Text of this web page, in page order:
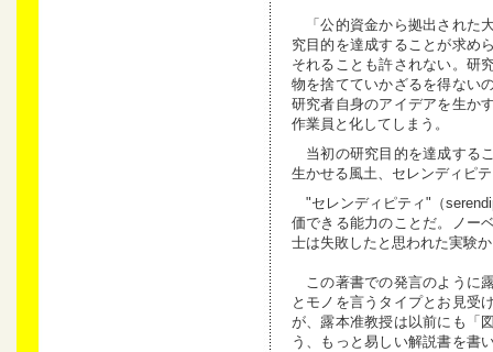
「公的資金から拠出された
究目的を達成することが求め
それることも許されない。研
物を捨てていかざるを得ない
研究者自身のアイデアを生か
作業員と化してしまう。
当初の研究目的を達成する
生かせる風土、セレンディピ
"セレンディピティ"（
価できる能力のことだ。ノー
士は失敗したと思われた実験
この著書での発言のように
とモノを言うタイプとお見受
が、露本准教授は以前にも「
う、もっと易しい解説書を書